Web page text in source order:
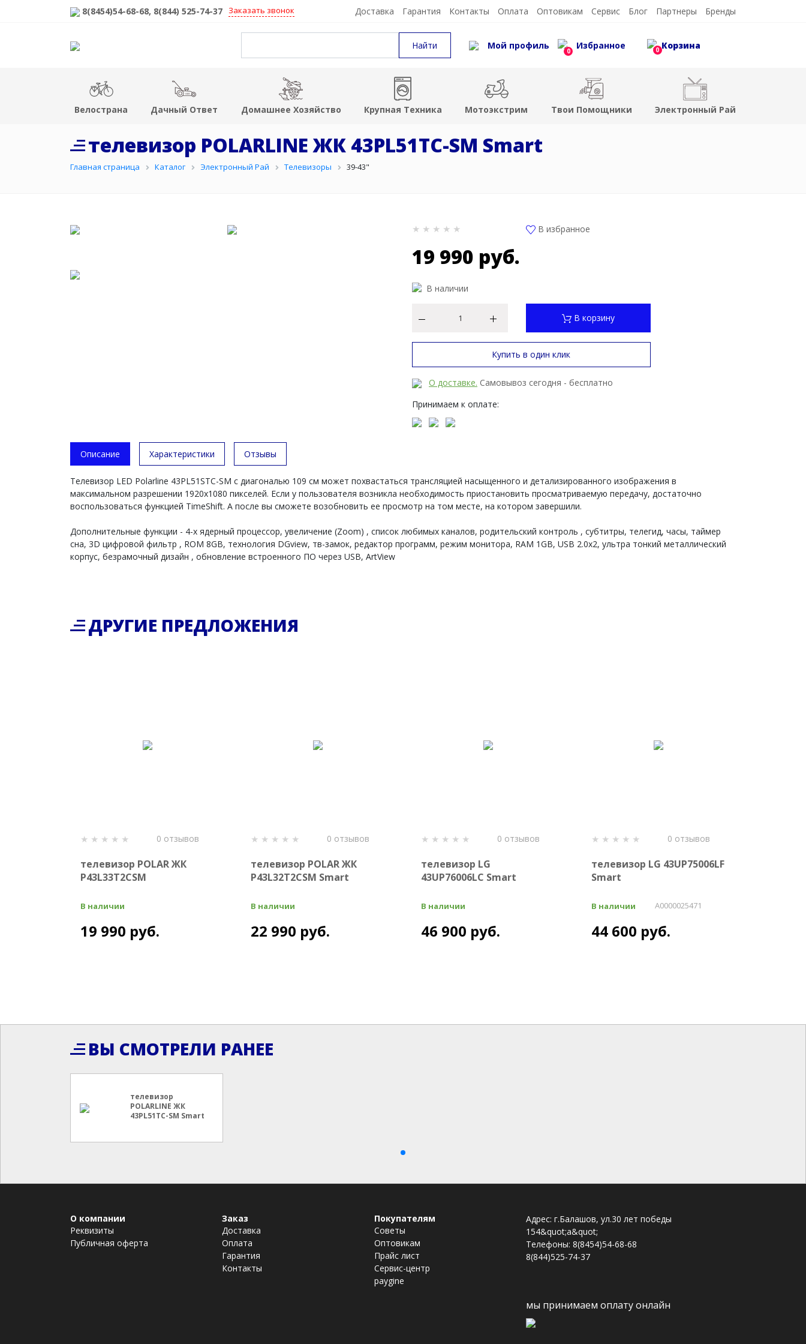
8(8454)54-68-68, 8(844) 525-74-37 Заказать звонок Доставка Гарантия Контакты Оплата Оптовикам Сервис Блог Партнеры Бренды
Мой профиль Избранное
0 Корзина
0
Велострана Дачный Ответ Домашнее Хозяйство Крупная Техника Мотоэкстрим Твои Помощники Электронный Рай
телевизор POLARLINE ЖК 43PL51TC-SM Smart
Главная страница Каталог Электронный Рай Телевизоры 39-43"
В избранное
19 990 руб.
В наличии
В корзину
Купить в один клик
О доставке. Самовывоз сегодня - бесплатно
Принимаем к оплате:
Описание Характеристики Отзывы
Телевизор LED Polarline 43PL51STC-SM с диагональю 109 см может похвастаться трансляцией насыщенного и детализированного изображения в
максимальном разрешении 1920x1080 пикселей. Если у пользователя возникла необходимость приостановить просматриваемую передачу, достаточно
воспользоваться функцией TimeShift. А после вы сможете возобновить ее просмотр на том месте, на котором завершили.
Дополнительные функции - 4-х ядерный процессор, увеличение (Zoom) , список любимых каналов, родительский контроль , субтитры, телегид, часы, таймер
сна, 3D цифровой фильтр , ROM 8GB, технология DGview, тв-замок, редактор программ, режим монитора, RAM 1GB, USB 2.0х2, ультра тонкий металлический
корпус, безрамочный дизайн , обновление встроенного ПО через USB, ArtView
ДРУГИЕ ПРЕДЛОЖЕНИЯ
0 отзывов
телевизор POLAR ЖК
P43L33T2CSM
В наличии
19 990 руб.
0 отзывов
телевизор POLAR ЖК
P43L32T2CSM Smart
В наличии
22 990 руб.
0 отзывов
телевизор LG
43UP76006LC Smart
В наличии
46 900 руб.
0 отзывов
телевизор LG 43UP75006LF
Smart
В наличии A0000025471
44 600 руб.
ВЫ СМОТРЕЛИ РАНЕЕ
телевизор
POLARLINE ЖК
43PL51TC-SM Smart
О компании
Реквизиты
Публичная оферта
Заказ
Доставка
Оплата
Гарантия
Контакты
Покупателям
Советы
Оптовикам
Прайс лист
Сервис-центр
paygine
Адрес: г.Балашов, ул.30 лет победы
154&quot;а&quot;
Телефоны: 8(8454)54-68-68
8(844)525-74-37
мы принимаем оплату онлайн